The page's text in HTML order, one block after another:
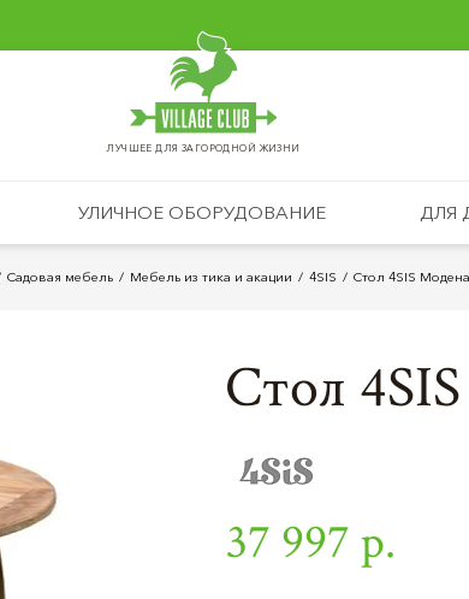
ЛУЧШЕЕ ДЛЯ ЗАГОРОДНОЙ ЖИЗНИ
УЛИЧНОЕ ОБОРУДОВАНИЕ ДЛЯ
Садовая мебель Мебель из тика и акации 4SIS Стол 4SIS Модена
Стол
37 997 р.